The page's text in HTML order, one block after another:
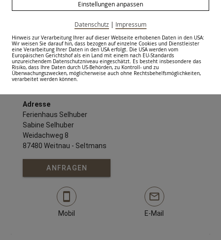
In der Nähe
Unsere Lage
Kontakt
Adresse
Ferienhaus Selhuber
Sabine Selhuber
Weidachweg 8
87480 Weitnau - Seltmans
ANFRAGEN
Mobil E-Mail
Einstellungen anpassen
Datenschutz | Impressum
Hinweis zur Verarbeitung Ihrer auf dieser Webseite erhobenen Daten in den USA:
Wir weisen Sie darauf hin, dass bezogen auf einzelne Cookies und Dienstleister
eine Verarbeitung Ihrer Daten in den USA erfolgt. Die USA werden vom
Europäischen Gerichtshof als ein Land mit einem nach EU-Standards
unzureichendem Datenschutzniveau eingeschätzt. Es besteht insbesondere das
Risiko, dass Ihre Daten durch US-Behörden, zu Kontroll- und zu
Überwachungszwecken, möglicherweise auch ohne Rechtsbehelfsmöglichkeiten,
verarbeitet werden können.